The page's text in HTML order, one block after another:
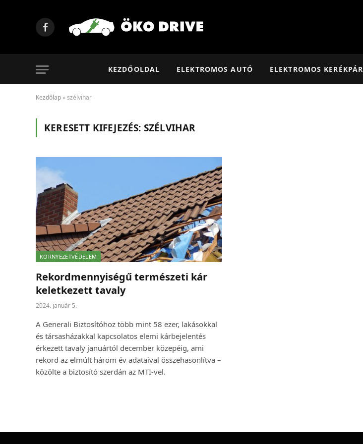
Facebook
KEZDŐOLDAL ELEKTROMOS AUTÓ ELEKTROMOS KERÉKPÁR
Kezdőlap »szélvihar
KERESETT KIFEJEZÉS: SZÉLVIHAR
KÖRNYEZETVÉDELEM
Rekordmennyiségű természeti kár
keletkezett tavaly
2024. január 5.
A Generali Biztosítóhoz több mint 58 ezer, lakásokkal
és társasházakkal kapcsolatos elemi kárbejelentés
érkezett tavaly januártól december közepéig, ami
rekord az elmúlt három év adataival összehasonlítva –
közölte a biztosító szerdán az MTI-vel.